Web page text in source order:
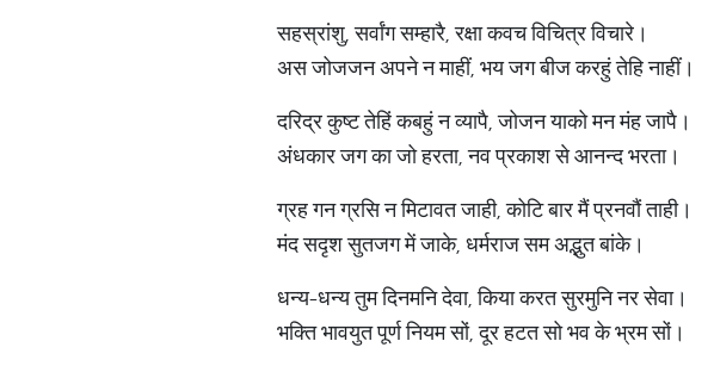
सहस्रांशु, सर्वांग सम्हारै, रक्षा कवच विचित्र विचारे।
अस जोजजन अपने न माहीं, भय जग बीज करहुं तेहि नाहीं।
दरिद्र कुष्ट तेहिं कबहुं न व्यापै, जोजन याको मन मंह जापै।
अंधकार जग का जो हरता, नव प्रकाश से आनन्द भरता।
ग्रह गन ग्रसि न मिटावत जाही, कोटि बार मैं प्रनवौं ताही।
मंद सदृश सुतजग में जाके, धर्मराज सम अद्भुत बांके।
धन्य-धन्य तुम दिनमनि देवा, किया करत सुरमुनि नर सेवा।
भक्ति भावयुत पूर्ण नियम सों, दूर हटत सो भव के भ्रम सों।